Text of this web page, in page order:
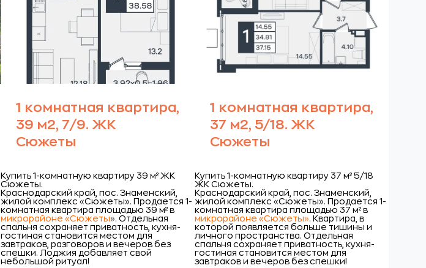
1 комнатная квартира,
39 м2, 7/9. ЖК
Сюжеты
Купить 1-комнатную квартиру 39 м² ЖК
Сюжеты.
Краснодарский край, пос. Знаменский,
жилой комплекс «Сюжеты». Продается 1-
комнатная квартира площадью 39 м² в
микрорайоне «Сюжеты». Отдельная
спальня сохраняет приватность, кухня-
гостиная становится местом для
завтраков, разговоров и вечеров без
спешки. Лоджия добавляет свой
небольшой ритуал!
1 комнатная квартира,
37 м2, 5/18. ЖК
Сюжеты
Купить 1-комнатную квартиру 37 м² 5/18
ЖК Сюжеты.
Краснодарский край, пос. Знаменский,
жилой комплекс «Сюжеты». Продается 1-
комнатная квартира площадью 37 м² в
микрорайоне «Сюжеты». Квартира, в
которой появляется больше тишины и
личного пространства. Отдельная
спальня сохраняет приватность, кухня-
гостиная становится местом для
завтраков и вечеров без спешки!